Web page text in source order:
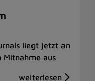
liegt jetzt an
Mitnahme aus